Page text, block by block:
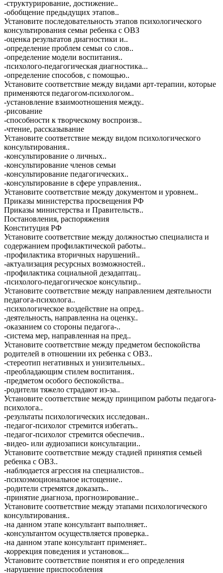
-структурирование, достижение..
-обобщение предыдущих этапов..
Установите последовательность этапов психологического
консультирования семьи ребенка с ОВЗ
-оценка результатов диагностики и..
-определение проблем семьи со слов..
-определение модели воспитания..
-психолого-педагогическая диагностика...
-определение способов, с помощью..
Установите соответствие между видами арт-терапии, которые
применяются педагогом-психологом..
-установление взаимоотношения между..
-рисование
-способности к творческому воспроизв..
-чтение, рассказывание
Установите соответствие между видом психологического
консультирования..
-консультирование о личных..
-консультирование членов семьи
-консультирование педагогических..
-консультирование в сфере управления..
Установите соответствие между документом и уровнем..
Приказы министерства просвещения РФ
Приказы министерства и Правительств..
Постановления, распоряжения
Конституция РФ
Установите соответствие между должностью специалиста и
содержанием профилактической работы..
-профилактика вторичных нарушений..
-актуализация ресурсных возможностей..
-профилактика социальной дезадаптац..
-психолого-педагогическое консультир..
Установите соответствие между направлением деятельности
педагога-психолога..
-психологическое воздействие на опред..
-деятельность, направленна на оценку..
-оказанием со стороны педагога-..
-система мер, направленная на пред..
Установите соответствие между предметом беспокойства
родителей в отношении их ребенка с ОВЗ..
-стереотип негативных и унизительных..
-преобладающим стилем воспитания..
-предметом особого беспокойства..
-родители тяжело страдают из-за..
Установите соответствие между принципом работы педагога-
психолога..
-результаты психологических исследован..
-педагог-психолог стремится избегать..
-педагог-психолог стремится обеспечив..
-видео- или аудиозаписи консультации..
Установите соответствие между стадией принятия семьей
ребенка с ОВЗ..
-наблюдается агрессия на специалистов..
-психоэмоциональное истощение..
-родители стремятся доказать..
-принятие диагноза, прогнозирование..
Установите соответствие между этапами психологического
консультирования..
-на данном этапе консультант выполняет..
-консультантом осуществляется проверка..
-на данном этапе консультант применяет..
-коррекция поведения и установок...
Установите соответствие понятия и его определения
-нарушение приспособления